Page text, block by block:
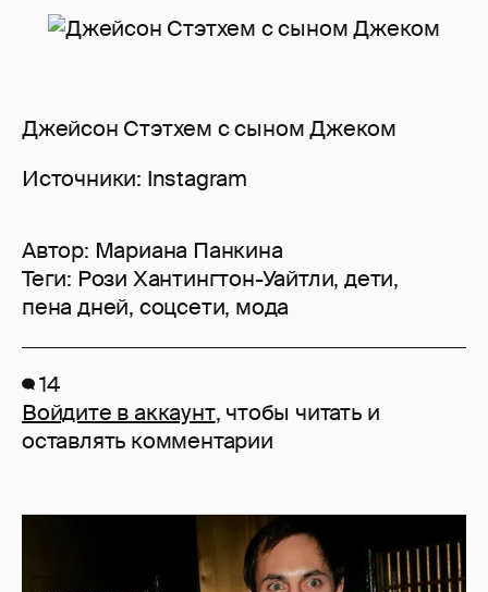
Джейсон Стэтхем с сыном Джеком
Источники: Instagram
Автор: Мариана Панкина
Теги: Рози Хантингтон-Уайтли,дети,
пена дней, соцсети, мода
14
Войдите в аккаунт, чтобы читать и
оставлять комментарии